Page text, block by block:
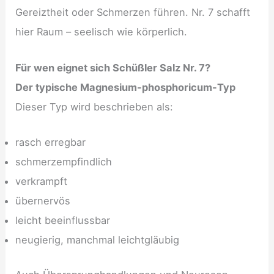
Gereiztheit oder Schmerzen führen. Nr. 7 schafft
hier Raum – seelisch wie körperlich.
Für wen eignet sich Schüßler Salz Nr. 7?
Der typische Magnesium-phosphoricum-Typ
Dieser Typ wird beschrieben als:
rasch erregbar
schmerzempfindlich
verkrampft
übernervös
leicht beeinflussbar
neugierig, manchmal leichtgläubig